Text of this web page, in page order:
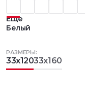
Еще
Белый
РАЗМЕРЫ:
33x12033x160